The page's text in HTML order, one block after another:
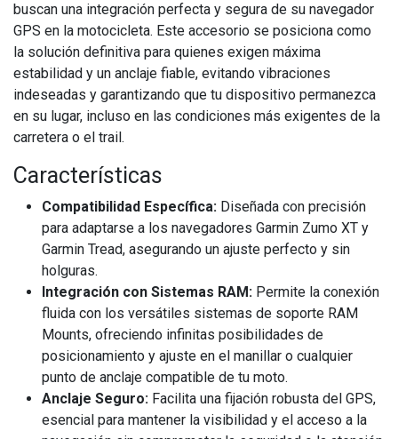
buscan una integración perfecta y segura de su navegador
GPS en la motocicleta. Este accesorio se posiciona como
la solución definitiva para quienes exigen máxima
estabilidad y un anclaje fiable, evitando vibraciones
indeseadas y garantizando que tu dispositivo permanezca
en su lugar, incluso en las condiciones más exigentes de la
carretera o el trail.
Características
Compatibilidad Específica: Diseñada con precisión
para adaptarse a los navegadores Garmin Zumo XT y
Garmin Tread, asegurando un ajuste perfecto y sin
holguras.
Integración con Sistemas RAM: Permite la conexión
fluida con los versátiles sistemas de soporte RAM
Mounts, ofreciendo infinitas posibilidades de
posicionamiento y ajuste en el manillar o cualquier
punto de anclaje compatible de tu moto.
Anclaje Seguro: Facilita una fijación robusta del GPS,
esencial para mantener la visibilidad y el acceso a la